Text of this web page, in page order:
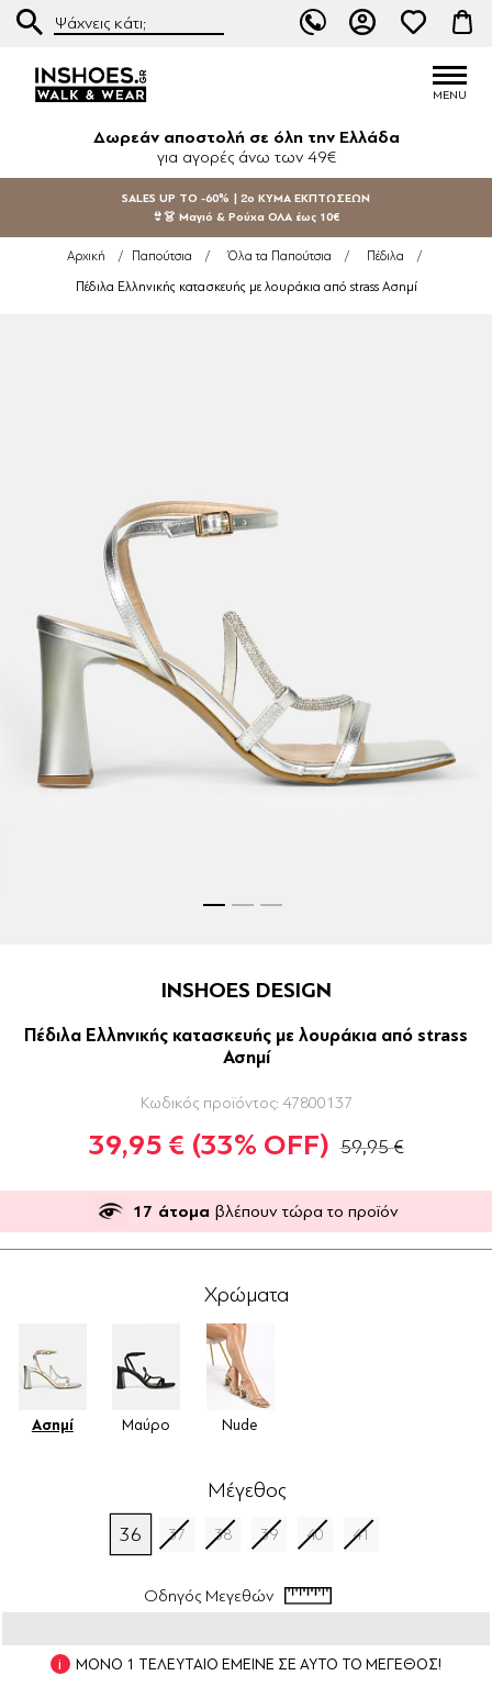
Δωρεάν αποστολή σε όλη την Ελλάδα
για αγορές άνω των 49€
SALES UP TO -60% | 2ο ΚΥΜΑ ΕΚΠΤΩΣΕΩΝ
👙👗 Μαγιό & Ρούχα ΟΛΑ έως 10€
Αρχική / Παπούτσια / Όλα τα Παπούτσια / Πέδιλα /
Πέδιλα Ελληνικής κατασκευής με λουράκια από strass Ασημί
INSHOES DESIGN
Πέδιλα Ελληνικής κατασκευής με λουράκια από strass
Ασημί
Κωδικός προϊόντος: 47800137
39,95 € (33% OFF) 59,95 €
17 άτομα βλέπουν τώρα το προϊόν
Χρώματα
Ασημί Μαύρο Nude
Μέγεθος
36 37 38 39 40 41
Οδηγός Μεγεθών
ΜΟΝΟ 1 ΤΕΛΕΥΤΑΙΟ ΕΜΕΙΝΕ ΣΕ ΑΥΤΟ ΤΟ ΜΕΓΕΘΟΣ!